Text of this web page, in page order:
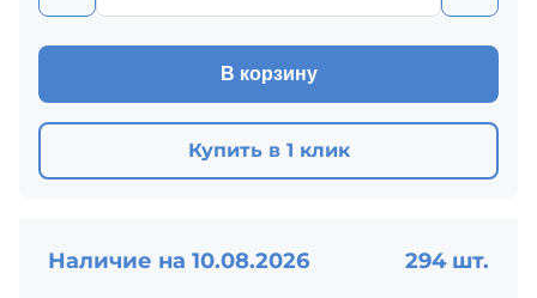
В корзину
Купить в 1 клик
Наличие на 10.08.2026
294 шт.